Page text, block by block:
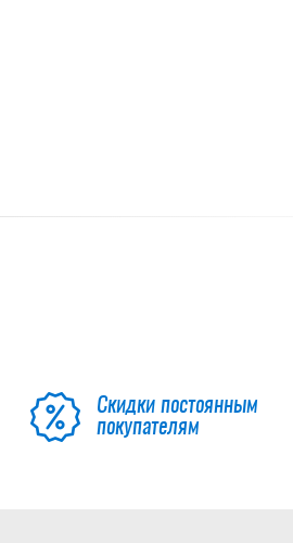
Скидки постоянным
покупателям